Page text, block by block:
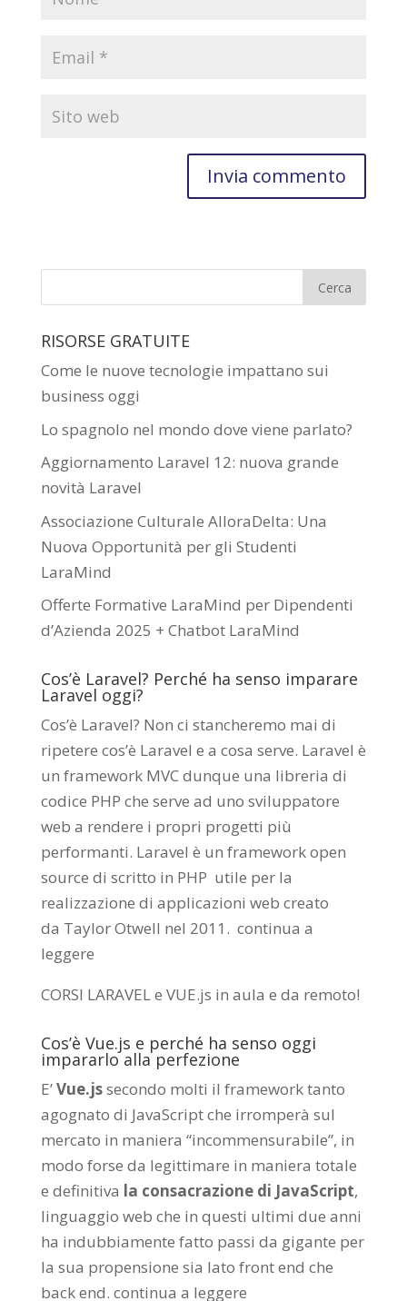
RISORSE GRATUITE
Come le nuove tecnologie impattano sui
business oggi
Lo spagnolo nel mondo dove viene parlato?
Aggiornamento Laravel 12: nuova grande
novità Laravel
Associazione Culturale AlloraDelta: Una
Nuova Opportunità per gli Studenti
LaraMind
Offerte Formative LaraMind per Dipendenti
d’Azienda 2025 + Chatbot LaraMind
Cos’è Laravel? Perché ha senso imparare
Laravel oggi?
Cos’è Laravel? Non ci stancheremo mai di
ripetere cos’è Laravel e a cosa serve. Laravel è
un framework MVC dunque una libreria di
codice PHP che serve ad uno sviluppatore
web a rendere i propri progetti più
performanti. Laravel è un framework open
source di scritto in PHP utile per la
realizzazione di applicazioni web creato
da Taylor Otwell nel 2011. continua a
leggere
CORSI LARAVEL e VUE.js in aula e da remoto!
Cos’è Vue.js e perché ha senso oggi
impararlo alla perfezione
E’Vue.jssecondo molti il framework tanto
agognato di JavaScript che irromperà sul
mercato in maniera “incommensurabile”, in
modo forse da legittimare in maniera totale
e definitiva la consacrazione di JavaScript,
linguaggio web che in questi ultimi due anni
ha indubbiamente fatto passi da gigante per
la sua propensione sia lato front end che
back end. continua a leggere